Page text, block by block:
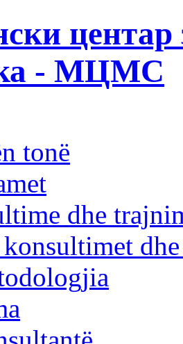
центар
- МЦМС
tonë
dhe
konsultimet